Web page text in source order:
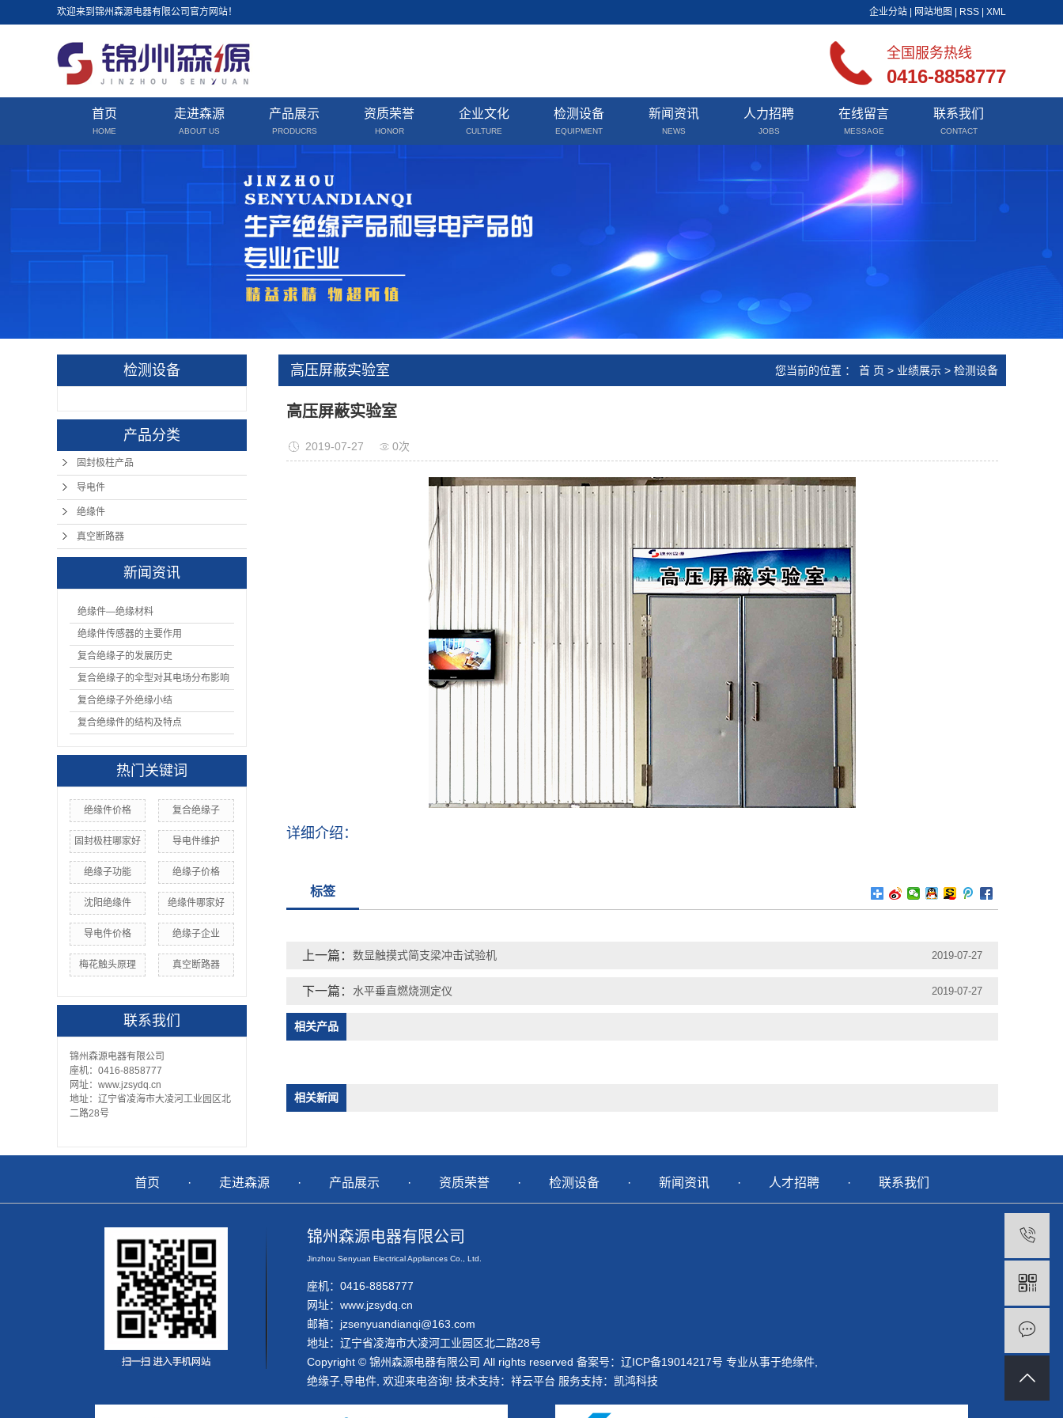
欢迎来到锦州森源电器有限公司官方网站！ 企业分站 网站地图 RSS XML
全国服务热线
0416-8858777
首页
HOME
走进森源
ABOUT US
产品展示
PRODUCRS
资质荣誉
HONOR
企业文化
CULTURE
检测设备
EQUIPMENT
新闻资讯
NEWS
人力招聘
JOBS
在线留言
MESSAGE
联系我们
CONTACT
检测设备
产品分类
固封极柱产品
导电件
绝缘件
真空断路器
新闻资讯
绝缘件—绝缘材料
绝缘件传感器的主要作用
复合绝缘子的发展历史
复合绝缘子的伞型对其电场分布影响
复合绝缘子外绝缘小结
复合绝缘件的结构及特点
热门关键词
绝缘件价格 复合绝缘子
固封极柱哪家好 导电件维护
绝缘子功能 绝缘子价格
沈阳绝缘件 绝缘件哪家好
导电件价格 绝缘子企业
梅花触头原理 真空断路器
联系我们
锦州森源电器有限公司
座机：0416-8858777
网址：www.jzsydq.cn
地址：辽宁省凌海市大凌河工业园区北
二路28号
高压屏蔽实验室 您当前的位置 ： 首 页 > 业绩展示 > 检测设备
高压屏蔽实验室
2019-07-27 0次
详细介绍：
标签
上一篇： 数显触摸式简支梁冲击试验机 2019-07-27
下一篇： 水平垂直燃烧测定仪 2019-07-27
相关产品
相关新闻
首页 · 走进森源 · 产品展示 · 资质荣誉 · 检测设备 · 新闻资讯 · 人才招聘 · 联系我们
锦州森源电器有限公司
Jinzhou Senyuan Electrical Appliances Co., Ltd.
座机：0416-8858777
网址： www.jzsydq.cn
邮箱：jzsenyuandianqi@163.com
地址：辽宁省凌海市大凌河工业园区北二路28号
Copyright © 锦州森源电器有限公司 All rights reserved 备案号： 辽ICP备19014217号 专业从事于绝缘件
绝缘子 导电件 , 欢迎来电咨询! 技术支持： 祥云平台 服务支持： 凯鸿科技